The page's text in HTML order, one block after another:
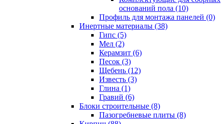
оснований пола (10)
Профиль для монтажа панелей (0)
Инертные материалы (38)
Гипс (5)
Мел (2)
Керамзит (6)
Песок (3)
Щебень (12)
Известь (3)
Глина (1)
Гравий (6)
Блоки строительные (8)
Пазогребневые плиты (8)